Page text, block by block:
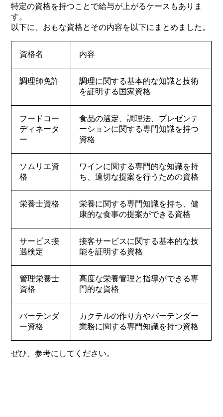
特定の資格を持つことで給与が上がるケースもありま
す。
以下に、おもな資格とその内容を以下にまとめました。
資格名 内容
調理師免許
調理に関する基本的な知識と技術
を証明する国家資格
フードコー
ディネータ
ー
食品の選定、調理法、プレゼンテ
ーションに関する専門知識を持つ
資格
ソムリエ資
格
ワインに関する専門的な知識を持
ち、適切な提案を行うための資格
栄養士資格
栄養に関する専門知識を持ち、健
康的な食事の提案ができる資格
サービス接
遇検定
接客サービスに関する基本的な技
能を証明する資格
管理栄養士
資格
高度な栄養管理と指導ができる専
門的な資格
バーテンダ
ー資格
カクテルの作り方やバーテンダー
業務に関する専門知識を持つ資格
ぜひ、参考にしてください。